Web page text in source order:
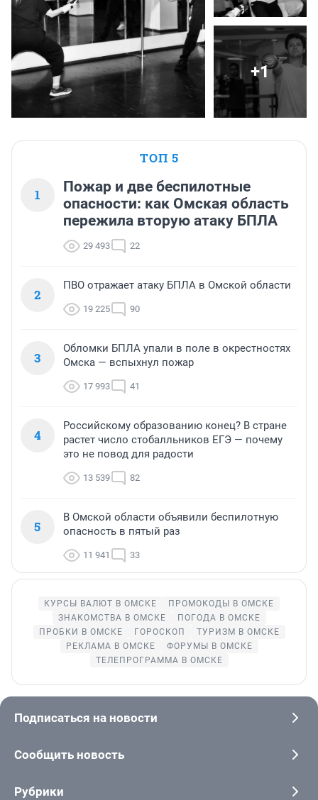
+1
ТОП 5
1
Пожар и две беспилотные
опасности: как Омская область
пережила вторую атаку БПЛА
29 493 22
2
ПВО отражает атаку БПЛА в Омской области
19 225 90
3
Обломки БПЛА упали в поле в окрестностях
Омска — вспыхнул пожар
17 993 41
4
Российскому образованию конец? В стране
растет число стобалльников ЕГЭ — почему
это не повод для радости
13 539 82
5
В Омской области объявили беспилотную
опасность в пятый раз
11 941 33
КУРСЫ ВАЛЮТ В ОМСКЕ
ПРОМОКОДЫ В ОМСКЕ
ЗНАКОМСТВА В ОМСКЕ
ПОГОДА В ОМСКЕ
ПРОБКИ В ОМСКЕ
ГОРОСКОП
ТУРИЗМ В ОМСКЕ
РЕКЛАМА В ОМСКЕ
ФОРУМЫ В ОМСКЕ
ТЕЛЕПРОГРАММА В ОМСКЕ
Подписаться на новости
Сообщить новость
Рубрики